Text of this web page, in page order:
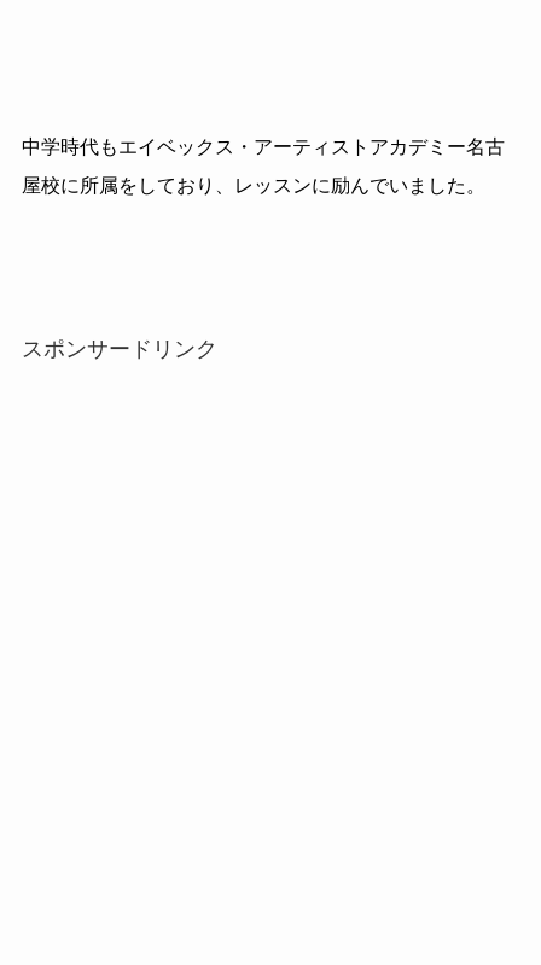
中学時代もエイベックス・アーティストアカデミー名古
屋校に所属をしており、レッスンに励んでいました。
スポンサードリンク